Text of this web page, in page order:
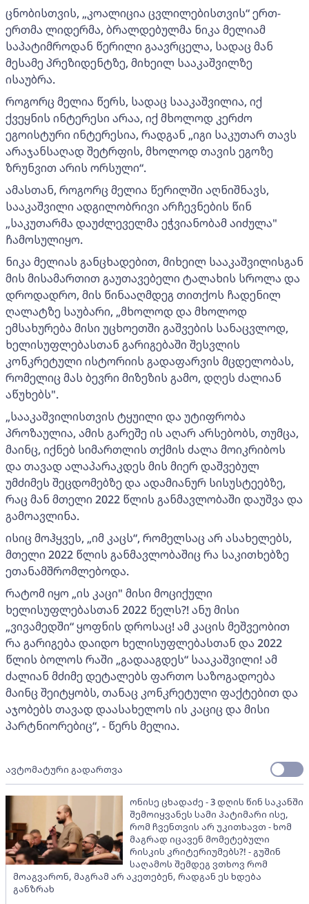
ცნობისთვის, „კოალიცია ცვლილებისთვის“ ერთ-
ერთმა ლიდერმა, ბრალდებულმა ნიკა მელიამ
საპატიმროდან წერილი გაავრცელა, სადაც მან
მესამე პრეზიდენტზე, მიხეილ სააკაშვილზე
ისაუბრა.
როგორც მელია წერს, სადაც სააკაშვილია, იქ
ქვეყნის ინტერესი არაა, იქ მხოლოდ კერძო
ეგოისტური ინტერესია, რადგან „იგი საკუთარ თავს
არაჯანსაღად შეტრფის, მხოლოდ თავის ეგოზე
ზრუნვით არის ორსული“.
ამასთან, როგორც მელია წერილში აღნიშნავს,
სააკაშვილი ადგილობრივი არჩევნების წინ
„საკუთარმა დაუძლეველმა ეჭვიანობამ აიძულა"
ჩამოსულიყო.
ნიკა მელიას განცხადებით, მიხეილ სააკაშვილისგან
მის მისამართით გაუთავებელი ტალახის სროლა და
დროდადრო, მის წინააღმდეგ თითქოს ჩადენილ
ღალატზე საუბარი, „მხოლოდ და მხოლოდ
ემსახურება მისი უცხოეთში გაშვების სანაცვლოდ,
ხელისუფლებასთან გარიგებაში შესვლის
კონკრეტული ისტორიის გადაფარვის მცდელობას,
რომელიც მას ბევრი მიზეზის გამო, დღეს ძალიან
აწუხებს".
„სააკაშვილისთვის ტყუილი და უტიფრობა
პროზაულია, ამის გარეშე ის აღარ არსებობს, თუმცა,
მაინც, იქნებ სიმართლის თქმის ძალა მოიკრიბოს
და თავად ალაპარაკდეს მის მიერ დაშვებულ
უმძიმეს შეცდომებზე და ადამიანურ სისუსტეებზე,
რაც მან მთელი 2022 წლის განმავლობაში დაუშვა და
გამოავლინა.
ისიც მოჰყვეს, „იმ კაცს“, რომელსაც არ ასახელებს,
მთელი 2022 წლის განმავლობაშიც რა საკითხებზე
ეთანამშრომლებოდა.
რატომ იყო „ის კაცი" მისი მოციქული
ხელისუფლებასთან 2022 წელს?! ანუ მისი
„ვივამედში“ ყოფნის დროსაც! ამ კაცის მეშვეობით
რა გარიგება დაიდო ხელისუფლებასთან და 2022
წლის ბოლოს რაში „გადააგდეს“ სააკაშვილი! ამ
ძალიან მძიმე დეტალებს ფართო საზოგადოება
მაინც შეიტყობს, თანაც კონკრეტული ფაქტებით და
აჯობებს თავად დაასახელოს ის კაციც და მისი
პარტნიორებიც“, - წერს მელია.
ავტომატური გადართვა
ონისე ცხადაძე - 3 დღის წინ საკანში
შემოიყვანეს სამი პატიმარი ისე,
რომ ჩვენთვის არ უკითხავთ - ხომ
მაგრად იცავენ მომეტებული
რისკის კრიტერიუმებს?! - გუშინ
საღამოს შემდეგ ვთხოვ რომ
მოაგვარონ, მაგრამ არ აკეთებენ, რადგან ეს ხდება
განზრახ